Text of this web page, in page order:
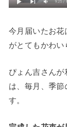
今月届いたお花
がとてもかわい
ぴょん吉さんが
は、毎月、季
す。